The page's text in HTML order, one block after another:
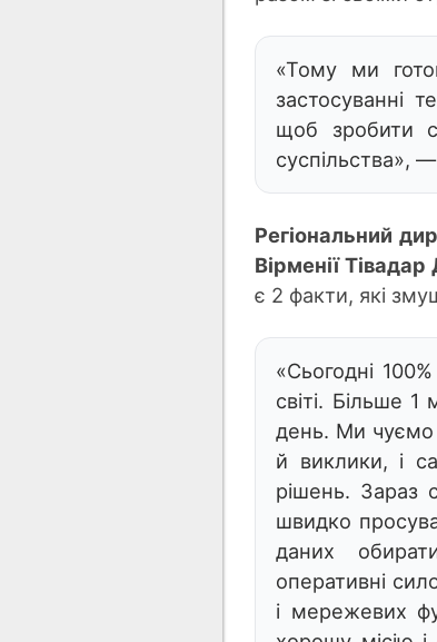
«Тому ми
застосуванні
щоб зробити
суспільства», —
Регіональний
Вірменії
є 2 факти, які
«Сьогодні
світі. Більше
день. Ми чуємо
й виклики, і
рішень. Зараз
швидко
даних
оперативні
і мережевих